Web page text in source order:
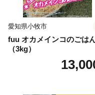
える”（小野道風）を
える」「町をかえる
う5つの”かえる”にひ
農業は、温暖な気候
愛知県小牧市
fuu オカメインコのごは
（3kg）